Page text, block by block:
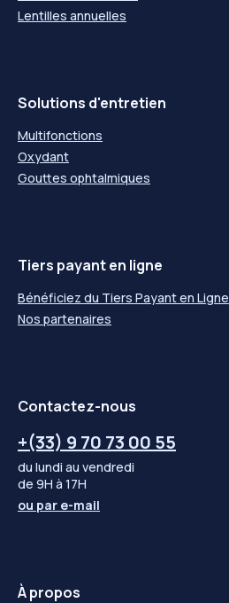
Lentilles annuelles
Solutions d'entretien
Multifonctions
Oxydant
Gouttes ophtalmiques
Tiers payant en ligne
Bénéficiez du Tiers Payant en Ligne
Nos partenaires
Contactez-nous
+(33) 9 70 73 00 55
du lundi au vendredi
de 9H à 17H
ou par e-mail
À propos